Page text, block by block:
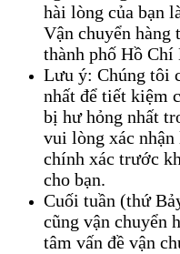
hài lòng của bạn
Vận chuyển hàng
thành phố Hồ Chí
Lưu ý: Chúng tôi
nhất để tiết kiệm
bị hư hỏng nhất
vui lòng xác nhận
chính xác trước
cho bạn.
Cuối tuần (thứ
cũng vận chuyển
tâm vấn đề vận